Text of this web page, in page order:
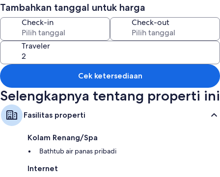
Fitur kamar
Semua kamar tamu dilengkapi dengan perabotan berbeda-beda dan
memiliki kenyamanan seperti hot tub pribadi untuk relaksasi, dan
fasilitas seperti WiFi gratis.
Manfaat ekstra termasuk:
3 kamar mandi dengan shower
Tambahkan tanggal untuk harga
Check-in Check-out
Traveler
Cek ketersediaan
Selengkapnya tentang properti ini
Fasilitas properti
Kolam Renang/Spa
Bathtub air panas pribadi
Internet